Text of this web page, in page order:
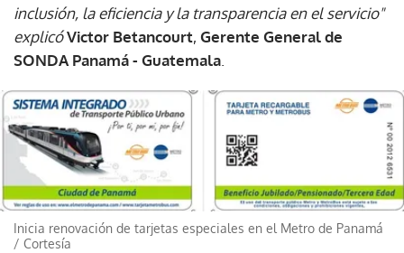
inclusión, la eficiencia y la transparencia en el servicio"
explicóVictor Betancourt, Gerente General de
SONDA Panamá - Guatemala
Inicia renovación de tarjetas especiales en el Metro de Panamá
/ Cortesía